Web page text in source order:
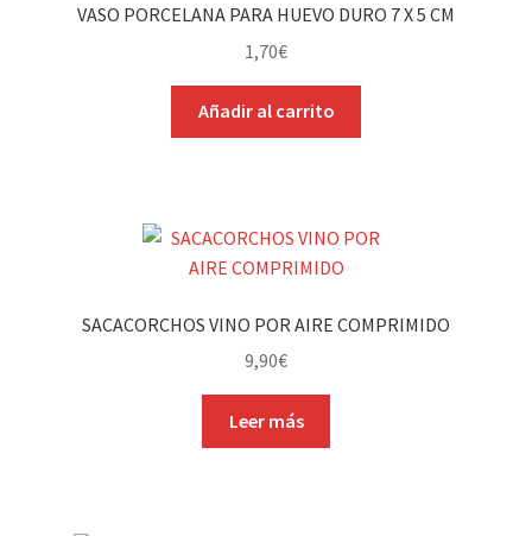
VASO PORCELANA PARA HUEVO DURO 7 X 5 CM
1,70€
Añadir al carrito
SACACORCHOS VINO POR AIRE COMPRIMIDO
9,90€
Leer más